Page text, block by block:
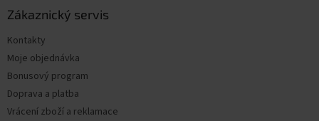
Zákaznický servis
Kontakty
Moje objednávka
Bonusový program
Doprava a platba
Vrácení zboží a reklamace